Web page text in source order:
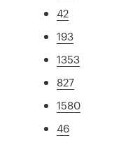
42
193
1353
827
1580
46